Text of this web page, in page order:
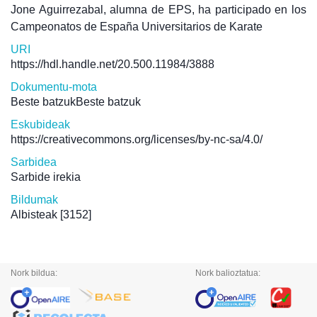
Jone Aguirrezabal, alumna de EPS, ha participado en los
Campeonatos de España Universitarios de Karate
URI
https://hdl.handle.net/20.500.11984/3888
Dokumentu-mota
Beste batzukBeste batzuk
Eskubideak
https://creativecommons.org/licenses/by-nc-sa/4.0/
Sarbidea
Sarbide irekia
Bildumak
Albisteak [3152]
Nork bildua: Nork balioztatua: